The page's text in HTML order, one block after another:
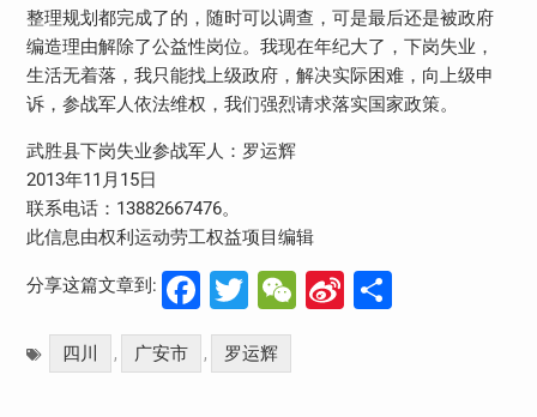
整理规划都完成了的，随时可以调查，可是最后还是被政府
编造理由解除了公益性岗位。我现在年纪大了，下岗失业，
生活无着落，我只能找上级政府，解决实际困难，向上级申
诉，参战军人依法维权，我们强烈请求落实国家政策。
武胜县下岗失业参战军人：罗运辉
2013年11 月 15日
联系电话： 13882667476。
此信息由权利运动劳工权益项目编辑
分享这篇文章到: Facebook
Twitter
WeChat
Sina分
四川 , 广安市 , 罗运辉